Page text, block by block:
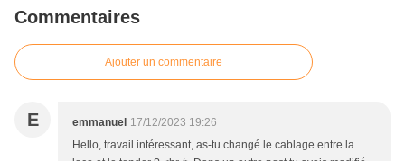
Commentaires
Ajouter un commentaire
E emmanuel 17/12/2023 19:26
Hello, travail intéressant, as-tu changé le cablage entre la